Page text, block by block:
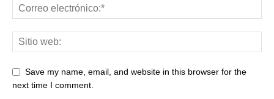
Save my name, email, and website in this browser for the
next time I comment.